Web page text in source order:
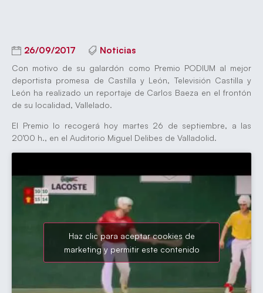
26/09/2017 Noticias
Con motivo de su galardón como Premio PODIUM al mejor
deportista promesa de Castilla y León, Televisión Castilla y
León ha realizado un reportaje de Carlos Baeza en el frontón
de su localidad, Vallelado.
El Premio lo recogerá hoy martes 26 de septiembre, a las
20’00 h., en el Auditorio Miguel Delibes de Valladolid.
Haz clic para aceptar cookies de
marketing y permitir este contenido